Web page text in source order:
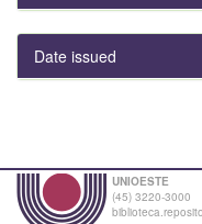
Date issued
UNIOESTE
(45) 3220-3000